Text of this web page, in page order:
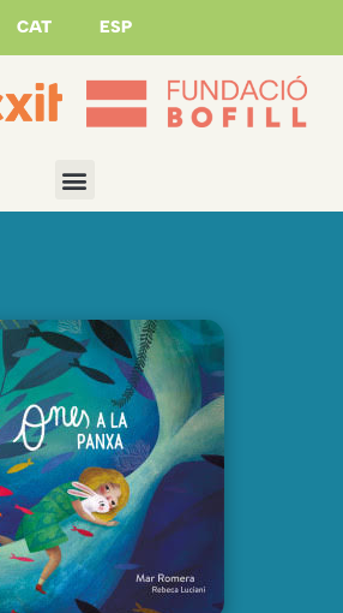
CAT ESP